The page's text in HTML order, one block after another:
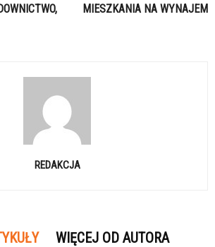
MIESZKANIA NA WYNAJEM
REDAKCJA
WIĘCEJ OD AUTORA